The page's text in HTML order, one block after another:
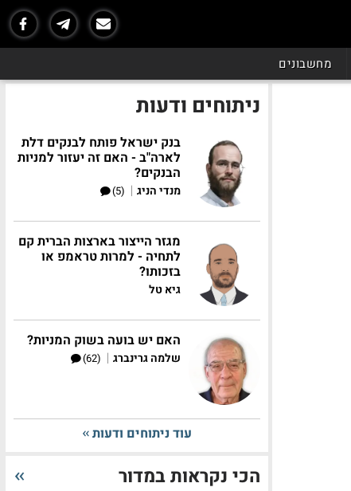
מחשבונים
ניתוחים ודעות
בנק ישראל פותח לבנקים דלת
לארה"ב - האם זה יעזור למניות
הבנקים?
מנדי הניג |
(5)
מגזר הייצור בארצות הברית קם
לתחיה - למרות טראמפ או
בזכותו?
גיא טל
האם יש בועה בשוק המניות?
שלמה גרינברג |
(62)
עוד ניתוחים ודעות
הכי נקראות במדור